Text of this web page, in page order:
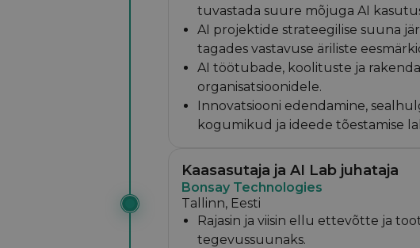
tuvastada suure mõjuga AI
AI projektide strateegilise suuna
tagades vastavuse äriliste
AI töötubade, koolituste ja
organisatsioonidele.
Innovatsiooni edendamine,
kogumikud ja ideede tõestamise
Kaasasutaja ja AI Lab juhataja
Bonsay Technologies
Tallinn, Eesti
Rajasin ja viisin ellu ettevõtte ja
tegevussuunaks.